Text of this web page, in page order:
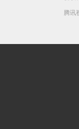
腾讯